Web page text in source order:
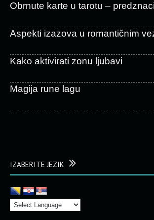
Obrnute karte u tarotu –
Aspekti izazova u romantičnim
Kako aktivirati zonu ljubavi
Magija rune lagu
IZABERITE JEZIK